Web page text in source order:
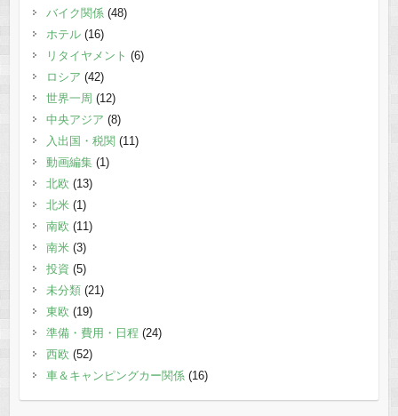
バイク関係(48)
ホテル(16)
リタイヤメント (6)
ロシア (42)
世界一周 (12)
中央アジア (8)
入出国・税関 (11)
動画編集 (1)
北欧 (13)
北米(1)
南欧 (11)
南米(3)
投資 (5)
未分類(21)
東欧 (19)
準備・費用・日程 (24)
西欧 (52)
車＆キャンピングカー関係(16)